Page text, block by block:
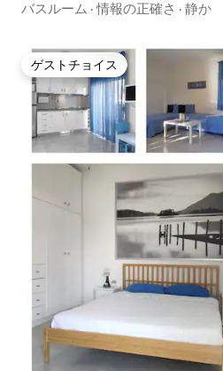
バスルーム ·情報の正確さ · 静か
ゲストチョイス
ゲストチョイス